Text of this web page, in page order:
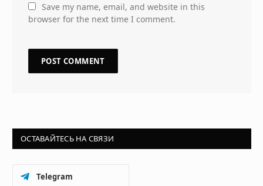
Save my name, email, and website in this
browser for the next time I comment.
ОСТАВАЙТЕСЬ НА СВЯЗИ
Telegram